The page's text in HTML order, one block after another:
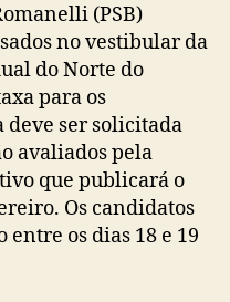
(PSB)
no vestibular da
do Norte do
para os
deve ser solicitada
avaliados pela
que publicará o
Os candidatos
os dias 18 e 19